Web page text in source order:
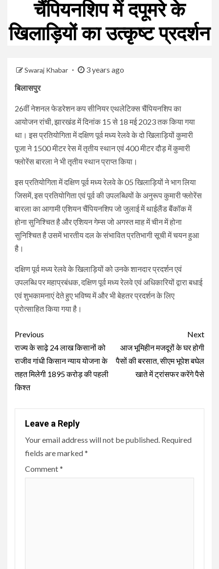
चैंपियनशिप में दपूमरे के
खिलाड़ियों का उत्कृष्ट प्रदर्शन
Swaraj Khabar
3 years ago
बिलासपुर
26वीं नेशनल फेडरेशन कप सीनियर एथलेटिक्स चैंपियनशिप का
आयोजन रांची, झारखंड में दिनांक 15 से 18 मई 2023 तक किया गया
था। इस प्रतियोगिता में दक्षिण पूर्व मध्य रेलवे के दो खिलाड़ियों कुमारी
पूजा ने 1500 मीटर रेस में तृतीय स्थान एवं 400 मीटर दौड़ में कुमारी
फ्लोरेंस बारला ने भी तृतीय स्थान प्राप्त किया।
इस प्रतियोगिता में दक्षिण पूर्व मध्य रेलवे के 05 खिलाड़ियों ने भाग लिया
जिसमें, इस प्रतियोगिता एवं पूर्व की उपलब्धियों के अनुरूप कुमारी फ्लोरेंस
बारला का आगामी एशियन चैंपियनशिप जो जुलाई में थाईलैंड बैंकॉक में
होना सुनिश्चित है और एशियन गेम्स जो अगस्त माह में चीन में होना
सुनिश्चित है उसमें भारतीय दल के संभावित प्रतिभागी सूची में चयन हुआ
है।
दक्षिण पूर्व मध्य रेलवे के खिलाड़ियों को उनके शानदार प्रदर्शन एवं
उपलब्धि पर महाप्रबंधक, दक्षिण पूर्व मध्य रेलवे एवं अधिकारियों द्वारा बधाई
एवं शुभकामनाएं देते हुए भविष्य में और भी बेहतर प्रदर्शन के लिए
प्रोत्साहित किया गया है।
Continue
Reading
Previous
राज्य के साढ़े 24 लाख किसानों को
राजीव गांधी किसान न्याय योजना के
तहत मिलेगी 1895 करोड़ की पहली
किश्त
Next
आज भूमिहीन मजदूरों के घर होगी
पैसों की बरसात, सीएम भूपेश बघेल
खाते में ट्रांसफर करेंगे पैसे
Leave a Reply
Your email address will not be published. Required
fields are marked*
Comment*